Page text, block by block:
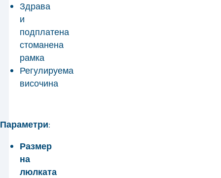
Здрава
и
подплатена
стоманена
рамка
Регулируема
височина
Параметри:
Размер
на
люлката